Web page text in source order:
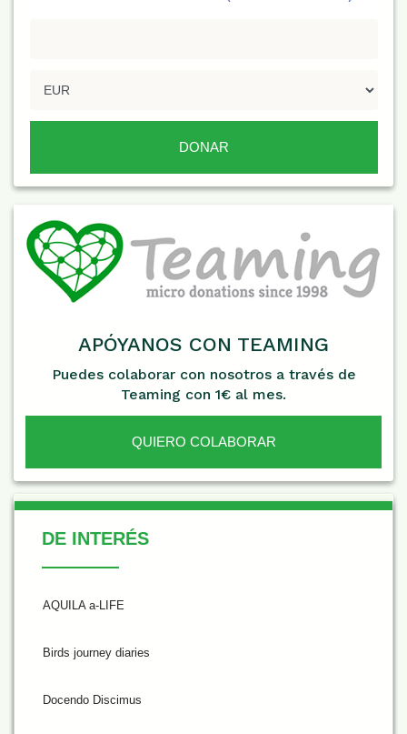
APÓYANOS CON TEAMING
Puedes colaborar con nosotros a través de
Teaming con 1€ al mes.
QUIERO COLABORAR
De Interés
DE INTERÉS
AQUILA a-LIFE
Birds journey diaries
Docendo Discimus